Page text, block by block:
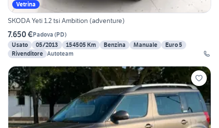
Vetrina
SKODA Yeti 1.2 tsi Ambition (adventure)
7.650 €Padova (PD)
Usato
05/2013 154505 Km Benzina Manuale
Euro 5
Rivenditore Autoteam